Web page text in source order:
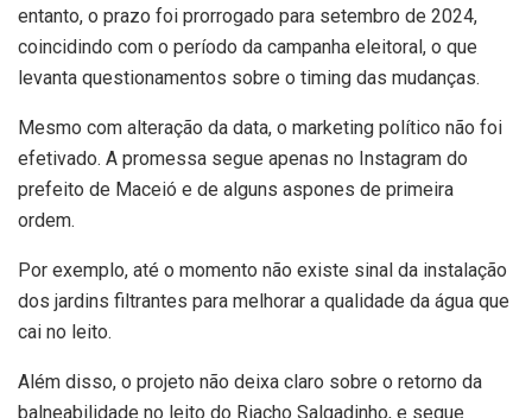
entanto, o prazo foi prorrogado para setembro de 2024,
coincidindo com o período da campanha eleitoral, o que
levanta questionamentos sobre o timing das mudanças.
Mesmo com alteração da data, o marketing político não foi
efetivado. A promessa segue apenas no Instagram do
prefeito de Maceió e de alguns aspones de primeira
ordem.
Por exemplo, até o momento não existe sinal da instalação
dos jardins filtrantes para melhorar a qualidade da água que
cai no leito.
Além disso, o projeto não deixa claro sobre o retorno da
balneabilidade no leito do Riacho Salgadinho, e segue